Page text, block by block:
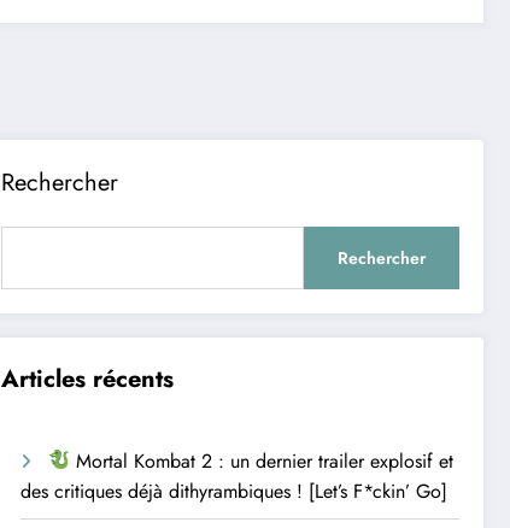
Rechercher
Rechercher
Articles récents
Mortal Kombat 2 : un dernier trailer explosif et
des critiques déjà dithyrambiques ! [Let’s F*ckin’ Go]